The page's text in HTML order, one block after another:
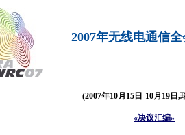
2007年无线电通信
(2007年10月15日-10月19日,
«决议汇编»